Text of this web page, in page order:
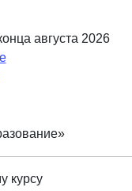
августа 2026
курсу